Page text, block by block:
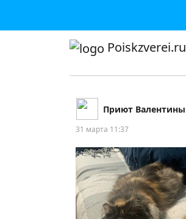
Poiskzverei.ru
Приют Валентины
31 марта 11:37